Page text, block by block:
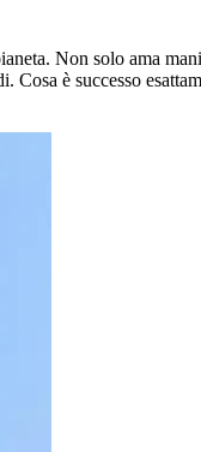
Non solo ama
è successo